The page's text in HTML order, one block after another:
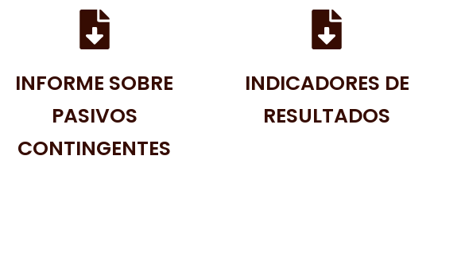
INFORME SOBRE
PASIVOS
CONTINGENTES
INDICADORES DE
RESULTADOS